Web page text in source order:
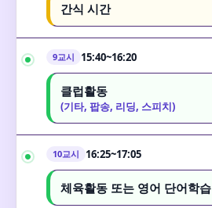
간식 시간
9교시 15:40~16:20
클럽활동
(기타, 팝송, 리딩, 스피치)
10교시 16:25~17:05
체육활동 또는 영어 단어학습